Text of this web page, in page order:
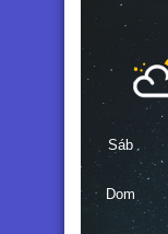
Sáb
Dom